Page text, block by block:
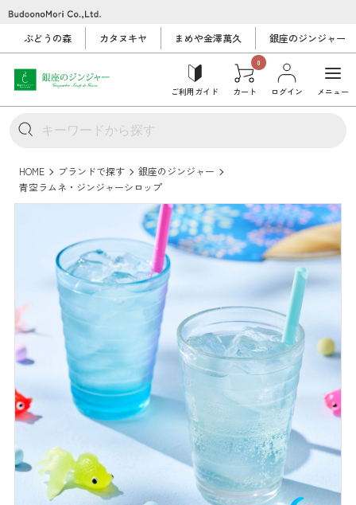
ぶどうの森 カタヌキヤ まめや金澤萬久 銀座のジンジャー
ご利用ガイド
0
カート ログイン メニュー
HOME ブランドで探す
銀座のジンジャー
青空ラムネ・ジンジャーシロップ